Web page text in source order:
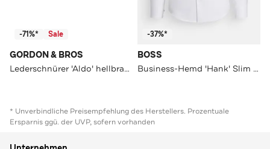
-71%* Sale
GORDON & BROS
Lederschnürer 'Aldo' hellbraun
-37%*
BOSS
Business-Hemd 'Hank' Slim Fit
* Unverbindliche Preisempfehlung des Herstellers. Prozentuale
Ersparnis ggü. der UVP, sofern vorhanden